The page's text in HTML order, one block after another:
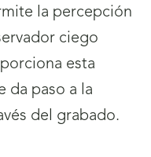
la percepción
ciego
esta
da paso a la
del grabado.